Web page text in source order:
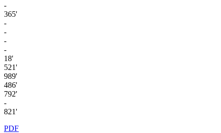
-
365'
-
-
-
-
18'
521'
989'
486'
792'
-
821'
PDF